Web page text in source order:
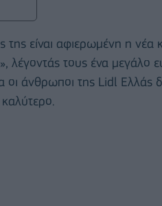
της είναι αφιερωμένη η νέα
λέγοντάς τους ένα μεγάλο
οι άνθρωποι της Lidl Ελλάς